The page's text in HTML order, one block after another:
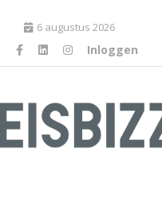
6 augustus 2026
Inloggen